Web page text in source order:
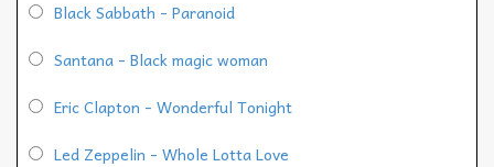
Black Sabbath - Paranoid
Santana - Black magic woman
Eric Clapton - Wonderful Tonight
Led Zeppelin - Whole Lotta Love